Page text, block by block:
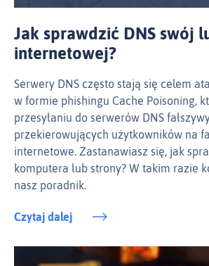
Jak sprawdzić DNS swój
internetowej?
Serwery DNS często stają się celem
w formie phishingu Cache Poisoning,
przesyłaniu do serwerów DNS
przekierowujących użytkowników na
internetowe. Zastanawiasz się, jak
komputera lub strony? W takim razie
nasz poradnik.
Czytaj dalej